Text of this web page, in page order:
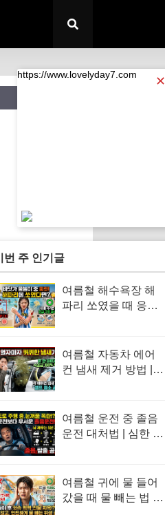
및
✕
https://www.lovelyday7.com
번 주 인기글
여름철 해수욕장 해
파리 쏘였을 때 응급
바닷물 세척 수칙
여름철 자동차 에어
컨 냄새 제거 방법 |
때 탈취 루틴
여름철 운전 중 졸음
운전 대처법 | 심한 식
치 응급처치 수칙
여름철 귀에 물 들어
갔을 때 물 빼는 법 |